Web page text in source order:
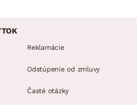
Reklamácie
Odstúpenie od zmluvy
Časté otázky